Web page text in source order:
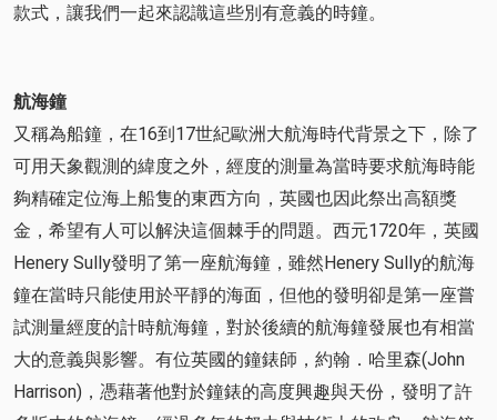
款式，讓我們一起來認識這些別有意義的時鐘。
航海鐘
又稱為船鐘，在16到17世紀歐洲大航海時代背景之下，除了
可用天象觀測的緯度之外，經度的測量為當時要求航海時能
夠精確定位海上船隻的東西方向，英國也因此祭出高額獎
金，希望有人可以解決這個棘手的問題。西元1720年，英國
Henery Sully發明了第一座航海鐘，雖然Henery Sully的航海
鐘在當時只能使用於平靜的海面，但他的發明卻是第一座嘗
試測量經度的計時航海鐘，對於後續的航海鐘發展也有相當
大的意義與影響。有位英國的鐘錶師，約翰．哈里森(John
Harrison)，憑藉著他對於鐘錶的高度興趣與天份，發明了許